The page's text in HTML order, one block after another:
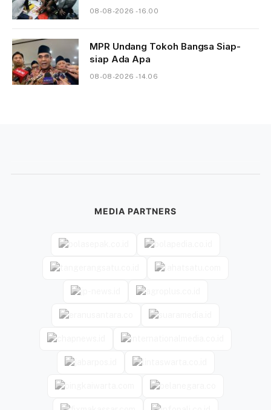
08-08-2026 - 16.00
MPR Undang Tokoh Bangsa Siap-
siap Ada Apa
08-08-2026 - 14.06
MEDIA PARTNERS